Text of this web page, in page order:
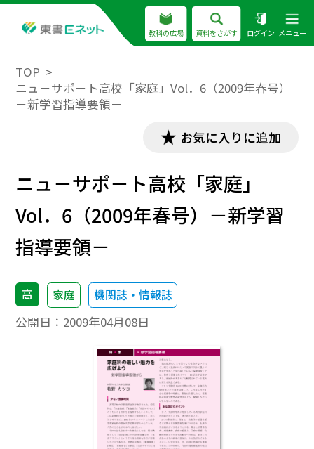
教科の広場 資料をさがす ログイン メニュー
TOP
ニュ－サポ－ト高校「家庭」Vol．6（2009年春号）
－新学習指導要領－
お気に入りに追加
ニュ－サポ－ト高校「家庭」
Vol．6（2009年春号）－新学習
指導要領－
高 家庭 機関誌・情報誌
公開日： 2009年04月08日